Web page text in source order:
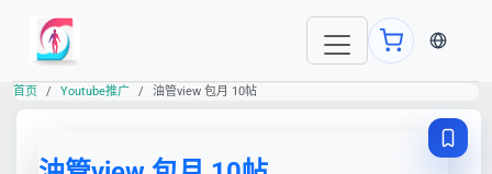
当前语
首页 Youtube推广 油管view 包月 10帖